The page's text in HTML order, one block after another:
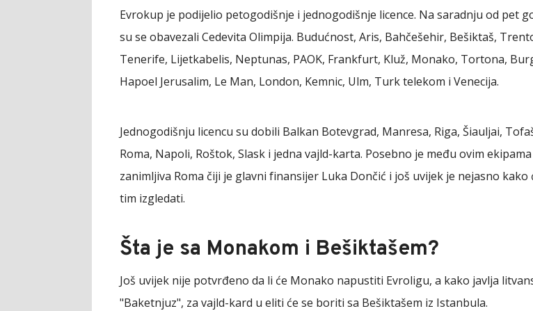
Evrokup je podijelio petogodišnje i jednogodišnje licence. Na saradnju od pet
su se obavezali Cedevita Olimpija. Budućnost, Aris, Bahčešehir, Bešiktaš,
Tenerife, Lijetkabelis, Neptunas, PAOK, Frankfurt, Kluž, Monako, Tortona,
Hapoel Jerusalim, Le Man, London, Kemnic, Ulm, Turk telekom i Venecija.
Jednogodišnju licencu su dobili Balkan Botevgrad, Manresa, Riga, Šiauljai,
Roma, Napoli, Roštok, Slask i jedna vajld-karta. Posebno je među ovim ekipama
zanimljiva Roma čiji je glavni finansijer Luka Dončić i još uvijek je nejasno kako
tim izgledati.
Šta je sa Monakom i Bešiktašem?
Još uvijek nije potvrđeno da li će Monako napustiti Evroligu, a kako javlja
"Baketnjuz", za vajld-kard u eliti će se boriti sa Bešiktašem iz Istanbula.